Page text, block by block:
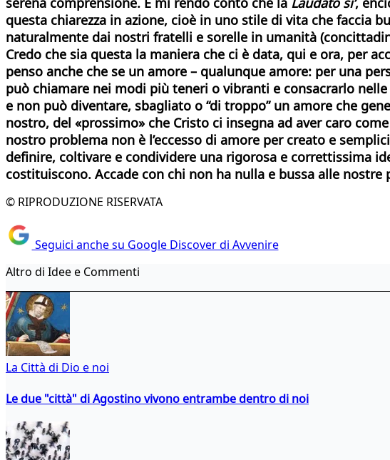
questa chiarezza in azione, cioè in uno stile di vita che faccia
naturalmente dai nostri fratelli e sorelle in umanità
Credo che sia questa la maniera che ci è data, qui e ora, per
penso anche che se un amore – qualunque amore: per una
può chiamare nei modi più teneri o vibranti e consacrarlo
e non può diventare, sbagliato o “di troppo” un amore che
nostro, del «prossimo» che Cristo ci insegna ad aver caro
nostro problema non è l’eccesso di amore per creato e
definire, coltivare e condividere una rigorosa e correttissima
costituiscono. Accade con chi non ha nulla e bussa alle
© RIPRODUZIONE RISERVATA
Seguici anche su Google Discover di Avvenire
Altro di Idee e Commenti
La Città di Dio e noi
Le due "città" di Agostino vivono entrambe dentro di noi